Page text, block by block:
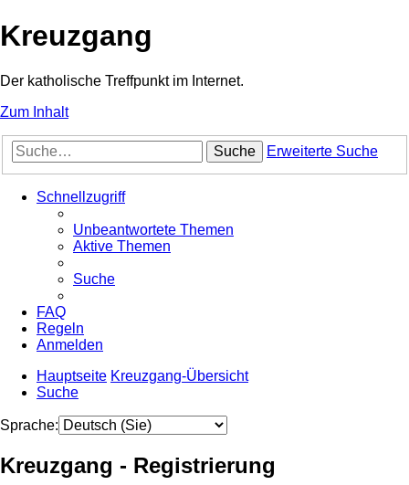
Kreuzgang
Der katholische Treffpunkt im Internet.
Zum Inhalt
Suche Erweiterte Suche
Schnellzugriff
Unbeantwortete Themen
Aktive Themen
Suche
FAQ
Regeln
Anmelden
Hauptseite Kreuzgang-Übersicht
Suche
Sprache:
Kreuzgang - Registrierung